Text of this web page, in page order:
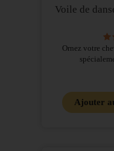
Voile de
Ornez votre
Ajouter